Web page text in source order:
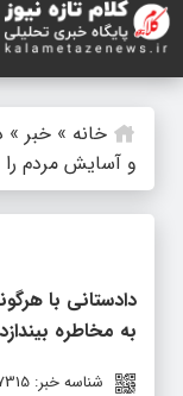
خانه » خبر »
و آسایش مردم را
دادستانی با
به مخاطره
شناسه خبر: 7315